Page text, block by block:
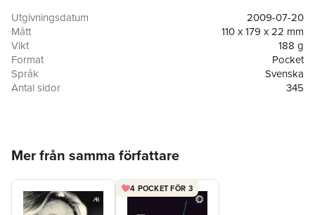
septemberdagen 2003, har skrivit en inifrånskildring om sina
fjorton år i regeringens närhet. Det är en berättelse om makt
och maktspel och den avslöjar flera aldrig berättade historier
inifrån regeringskansliet. Men det är lika mycket en bok om
vänskap och om vägen tillbaka från det trauma det innebär att
se sin vän bli knivhuggen till döds.
Utgivningsdatum
2009-07-20
Mått
110 x 179 x 22 mm
Vikt
188 g
Format
Pocket
Språk
Svenska
Antal sidor
345
Mer från samma författare
4 POCKET FÖR 3